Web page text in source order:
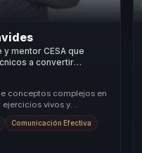
y mentor CESA que
a convertir
e IA en criterio,
conceptos complejos en
ejercicios vivos y
para que los
Comunicación Efectiva